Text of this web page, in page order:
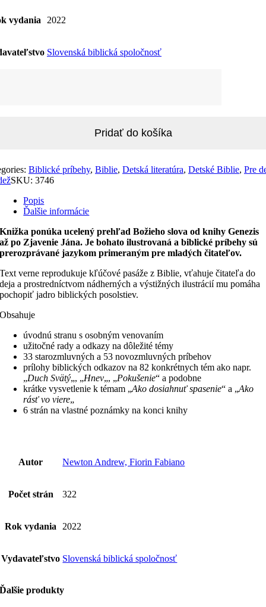
vydania 2022
Slovenská biblická spoločnosť
Pridať do košíka
Biblické príbehy, Biblie, Detská literatúra, Detské Biblie, Pre
SKU: 3746
Popis
Ďalšie informácie
Knižka ponúka ucelený prehľad Božieho slova od knihy Genezis
až po Zjavenie Jána. Je bohato ilustrovaná a biblické príbehy sú
prerozprávané jazykom primeraným pre mladých čitateľov.
Text verne reprodukuje kľúčové pasáže z Biblie, vťahuje čitateľa do
deja a prostredníctvom nádherných a výstižných ilustrácií mu pomáha
pochopiť jadro biblických posolstiev.
Obsahuje
úvodnú stranu s osobným venovaním
užitočné rady a odkazy na dôležité témy
33 starozmluvných a 53 novozmluvných príbehov
prílohy biblických odkazov na 82 konkrétnych tém ako napr.
„Duch Svätý„, „Hnev„, „Pokušenie“ a podobne
krátke vysvetlenie k témam „Ako dosiahnuť spasenie“ a „Ako
rásť vo viere„
6 strán na vlastné poznámky na konci knihy
Autor Newton Andrew, Fiorin Fabiano
Počet strán 322
Rok vydania 2022
Vydavateľstvo Slovenská biblická spoločnosť
Ďalšie produkty